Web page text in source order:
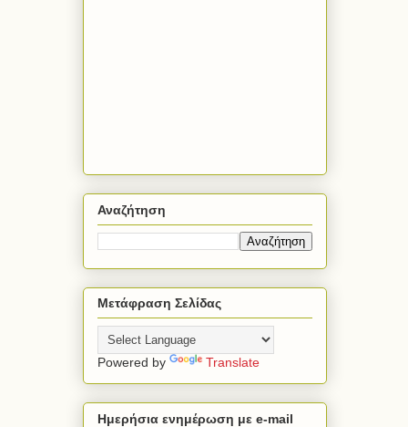
Αναζήτηση
Μετάφραση Σελίδας
Powered by Translate
Ημερήσια ενημέρωση με e-mail